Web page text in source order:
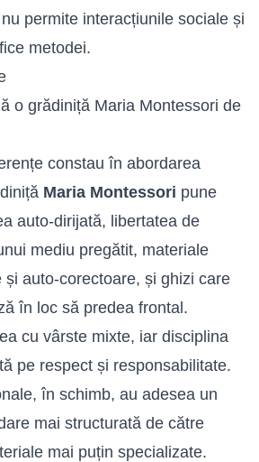
permite interacțiunile sociale și
metodei.
o grădiniță Maria Montessori de
constau în abordarea
Maria Montessori pune
auto-dirijată, libertatea de
mediu pregătit, materiale
și auto-corectoare, și ghizi care
în loc să predea frontal.
cu vârste mixte, iar disciplina
pe respect și responsabilitate.
în schimb, au adesea un
mai structurată de către
mai puțin specializate.